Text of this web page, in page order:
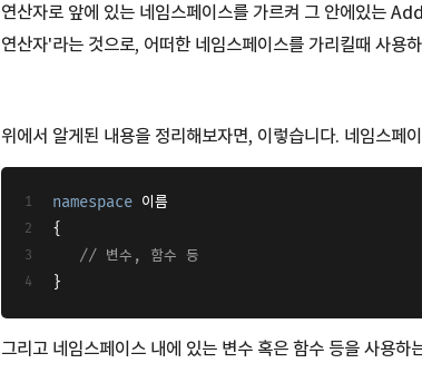
연산자로 앞에 있는 네임스페이스를 가르켜 그 안에있는
연산자'라는 것으로, 어떠한 네임스페이스를 가리킬때 사용
위에서 알게된 내용을 정리해보자면, 이렇습니다. 네임스페
namespace 이름
{
// 변수, 함수 등
}
그리고 네임스페이스 내에 있는 변수 혹은 함수 등을 사용하